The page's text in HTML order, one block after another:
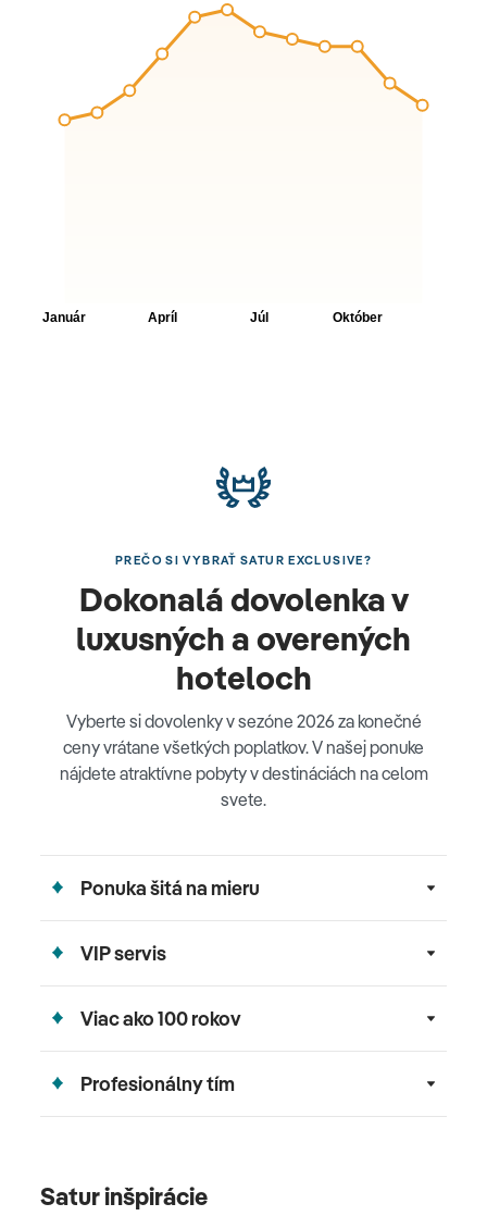
PREČO SI VYBRAŤ SATUR EXCLUSIVE?
Dokonalá dovolenka v
luxusných a overených
hoteloch
Vyberte si dovolenky v sezóne 2026 za konečné
ceny vrátane všetkých poplatkov. V našej ponuke
nájdete atraktívne pobyty v destináciách na celom
svete.
Ponuka šitá na mieru
VIP servis
Viac ako 100 rokov
Profesionálny tím
Satur inšpirácie